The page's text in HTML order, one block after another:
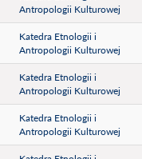
Antropologii Kulturowej
Katedra Etnologii i
Antropologii Kulturowej
Katedra Etnologii i
Antropologii Kulturowej
Katedra Etnologii i
Antropologii Kulturowej